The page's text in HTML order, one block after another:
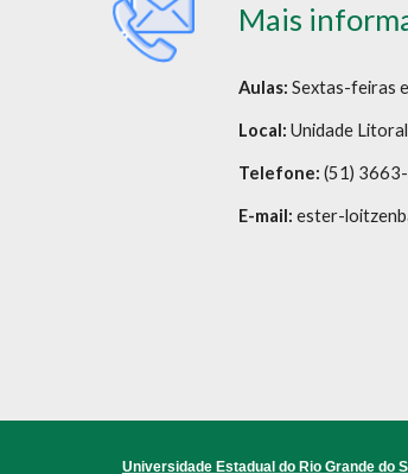
Mais
Aulas: Sextas-feiras
Local: Unidade
Telefone: (51)
E-mail:ester-
Universidade Estadual do Rio Grande do